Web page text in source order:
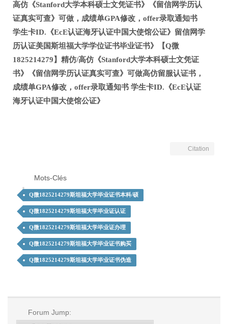
高仿《Stanford大学本科硕士文凭证书》《留信网学历认
证真实可查》可做，成绩单GPA修改，offer录取通知书
学生卡ID.《EcE认证海牙认证中国大使馆公证》留信网学
历认证美国斯坦福大学学位证书毕业证书》【Q微
1825214279】精仿/高仿《Stanford大学本科硕士文凭证
书》《留信网学历认证真实可查》可做高仿留服认证书，
成绩单GPA修改，offer录取通知书 学生卡ID.《EcE认证
海牙认证中国大使馆公证》
Citation
Mots-Clés
Q微1825214279斯坦福大学毕业证书本科/硕
Q微1825214279斯坦福大学毕业证认证
Q微1825214279斯坦福大学毕业证办理
Q微1825214279斯坦福大学毕业证书购买
Q微1825214279斯坦福大学毕业证书伪造
Forum Jump: